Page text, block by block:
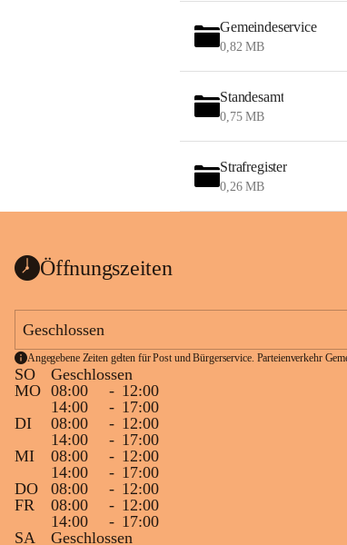
Gemeindeservice
0,82 MB
Standesamt
0,75 MB
Strafregister
0,26 MB
Öffnungszeiten
Geschlossen
Angegebene Zeiten gelten für Post und Bürgerservice. Parteienverkehr
SO
Geschlossen
MO 08:00 - 12:00
14:00
- 17:00
DI
08:00 - 12:00
14:00
- 17:00
MI
08:00 - 12:00
14:00
- 17:00
DO
08:00 - 12:00
FR
08:00 - 12:00
14:00
- 17:00
SA
Geschlossen